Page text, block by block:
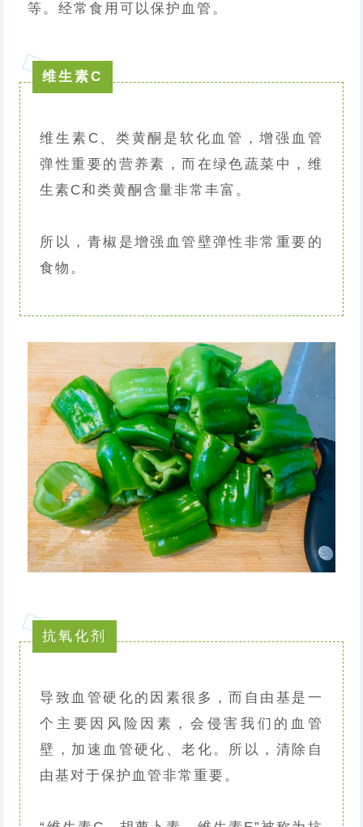
等。经常食用可以保护血管。
维生素C
维生素C、类黄酮是软化血管，增强血管
弹性重要的营养素，而在绿色蔬菜中，维
生素C和类黄酮含量非常丰富。
所以，青椒是增强血管壁弹性非常重要的
食物。
抗氧化剂
导致血管硬化的因素很多，而自由基是一
个主要因风险因素，会侵害我们的血管
壁，加速血管硬化、老化。所以，清除自
由基对于保护血管非常重要。